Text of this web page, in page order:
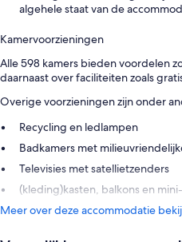
algehele staat van de
Kamervoorzieningen
Alle 598 kamers bieden voordelen
daarnaast over faciliteiten zoals
Overige voorzieningen zijn onder
Recycling en ledlampen
Badkamers met
Televisies met satellietzenders
(kleding)kasten, balkons en
Meer over deze accommodatie